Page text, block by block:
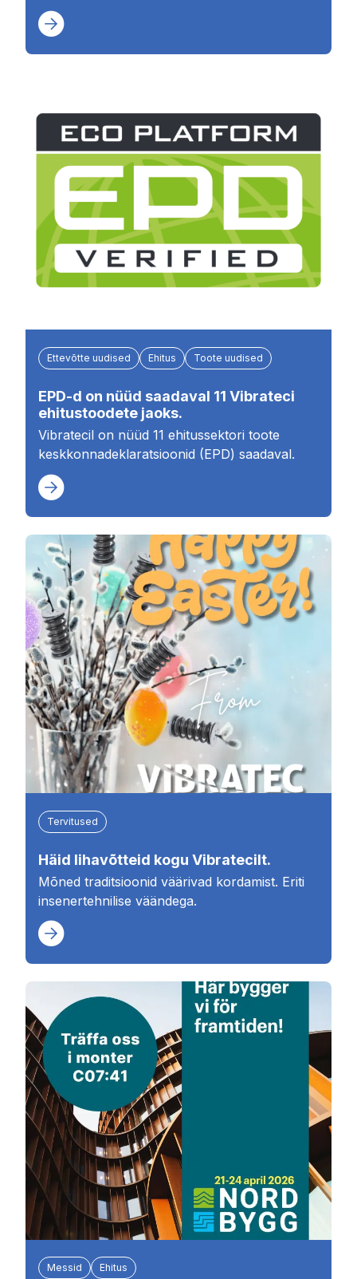
Ettevõtte uudised Ehitus Toote uudised
EPD-d on nüüd saadaval 11 Vibrateci
ehitustoodete jaoks.
Vibratecil on nüüd 11 ehitussektori toote
keskkonnadeklaratsioonid (EPD) saadaval.
Tervitused
Häid lihavõtteid kogu Vibratecilt.
Mõned traditsioonid väärivad kordamist. Eriti
insenertehnilise väändega.
Messid Ehitus